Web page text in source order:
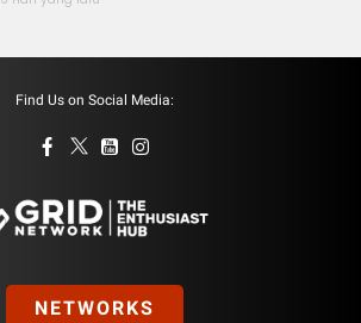
Find Us on Social Media:
NETWORKS